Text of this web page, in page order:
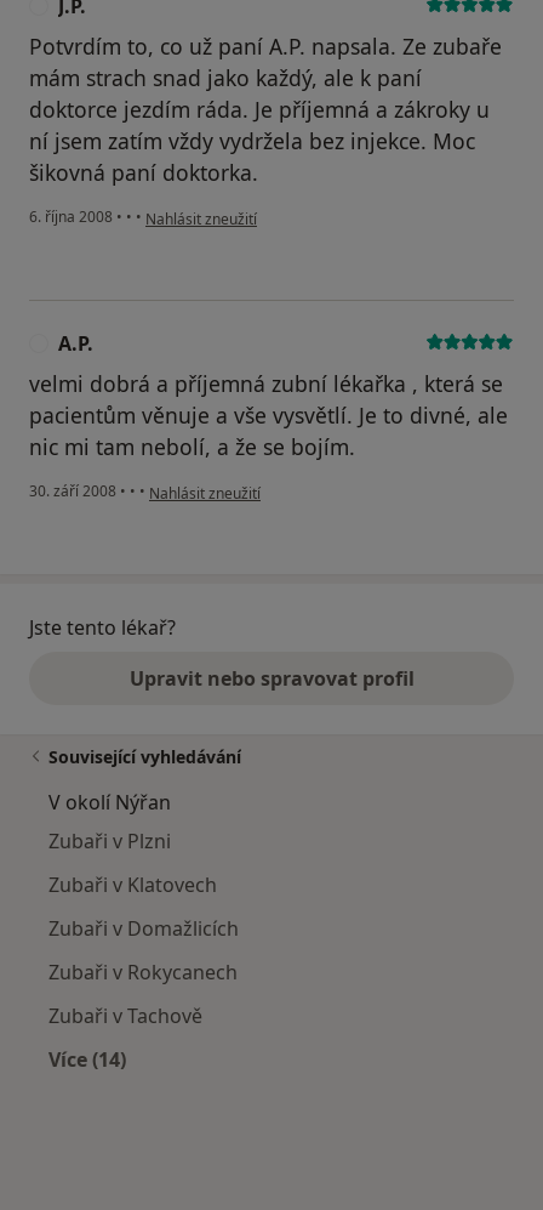
J.P.
Potvrdím to, co už paní A.P. napsala. Ze zubaře
mám strach snad jako každý, ale k paní
doktorce jezdím ráda. Je příjemná a zákroky u
ní jsem zatím vždy vydržela bez injekce. Moc
šikovná paní doktorka.
6. října 2008 • • • podle názoru uživatele J.P.
Nahlásit zneužití
A.P.
velmi dobrá a příjemná zubní lékařka , která se
pacientům věnuje a vše vysvětlí. Je to divné, ale
nic mi tam nebolí, a že se bojím.
30. září 2008 • • • podle názoru uživatele A.P.
Nahlásit zneužití
Jste tento lékař?
Upravit nebo spravovat profil
Související vyhledávání
V okolí Nýřan
Zubaři v Plzni
Zubaři v Klatovech
Zubaři v Domažlicích
Zubaři v Rokycanech
Zubaři v Tachově
Více (14)